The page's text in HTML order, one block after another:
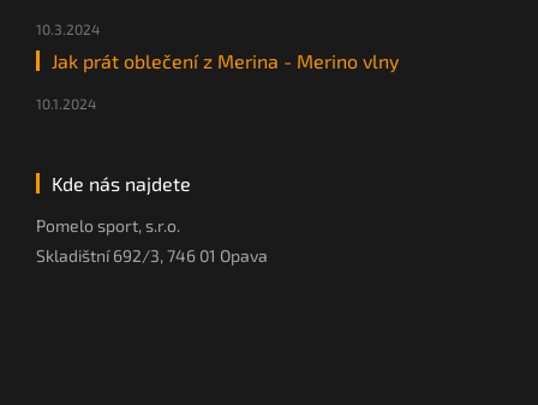
10.3.2024
Jak prát oblečení z Merina - Merino vlny
10.1.2024
Kde nás najdete
Pomelo sport, s.r.o.
Skladištní 692/3, 746 01 Opava